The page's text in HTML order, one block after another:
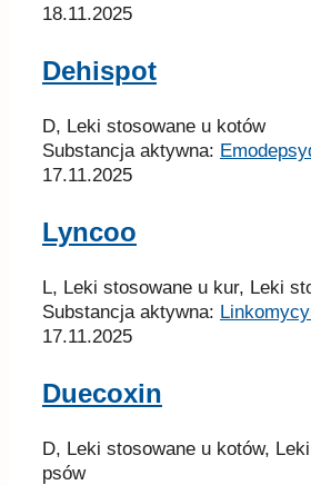
18.11.2025
Dehispot
D, Leki stosowane u kotów
Substancja aktywna:
17.11.2025
Lyncoo
L, Leki stosowane u kur, Leki
Substancja aktywna:
17.11.2025
Duecoxin
D, Leki stosowane u kotów,
psów